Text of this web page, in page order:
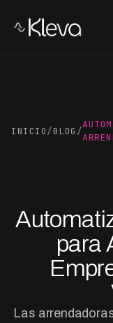
INICIO/BLOG /
para
Las